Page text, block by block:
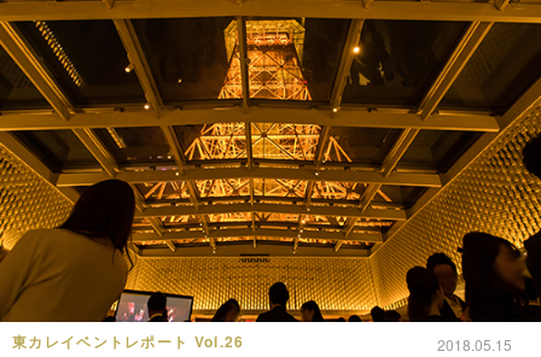
東カレイベントレポート Vol.26 2018.05.15